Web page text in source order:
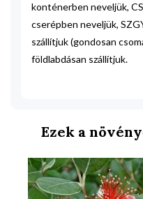
konténerben neveljük,
cserépben neveljük,
szállítjuk (gondosan
földlabdásan szállítjuk.
Ezek a